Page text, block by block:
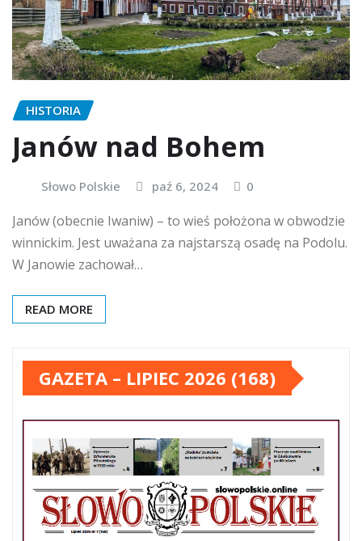
HISTORIA
Janów nad Bohem
Słowo Polskie paź 6, 2024 0
Janów (obecnie Iwaniw) – to wieś położona w obwodzie
winnickim. Jest uważana za najstarszą osadę na Podolu.
W Janowie zachował…
READ MORE
GAZETA – LIPIEC 2026 (168)